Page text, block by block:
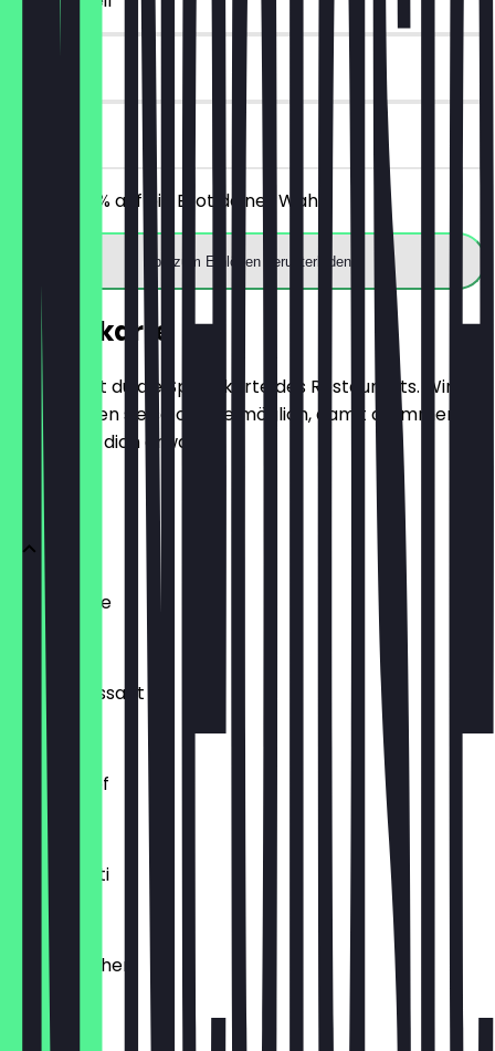
Erhalte 30% auf ein Brot deiner Wahl.
App zum Einlösen herunterladen
Speisekarte
Hier findest du die Speisekarte des Restaurants. Wir
aktualisieren sie so oft wie möglich, damit du immer
weißt, was dich erwartet.
BRÖTCHEN
Ofenfrische
€ 0,54
Buttercroissant
€ 1,80
Laugenzopf
€ 1,20
Dinkelkrusti
Käsebrötchen
€ 1,60